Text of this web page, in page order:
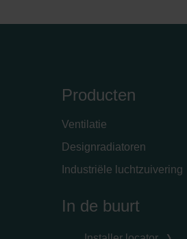
Producten
Ventilatie
Designradiatoren
Industriële luchtzuivering
In de buurt